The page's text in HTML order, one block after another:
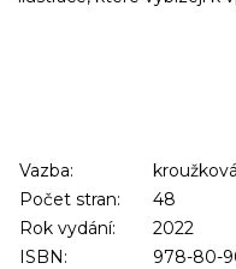
Vazba:
kroužková
Počet stran:
48
Rok vydání:
2022
ISBN:
978-80-